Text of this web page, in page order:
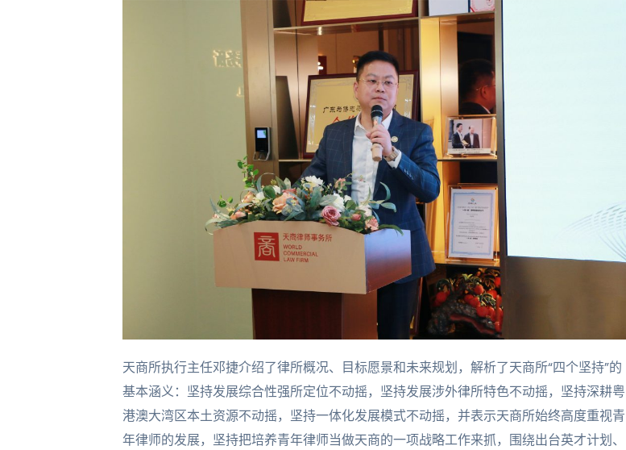
天商所执行主任邓捷介绍了律所概况、目标愿景和未来规划，解析了天商所“四个坚持”的
基本涵义：坚持发展综合性强所定位不动摇，坚持发展涉外律所特色不动摇，坚持深耕粤
港澳大湾区本土资源不动摇，坚持一体化发展模式不动摇，并表示天商所始终高度重视青
年律师的发展，坚持把培养青年律师当做天商的一项战略工作来抓，围绕出台英才计划、